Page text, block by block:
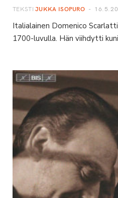
TEKSTI JUKKA ISOPURO
Italialainen Domenico
1700-luvulla. Hän viihdytti